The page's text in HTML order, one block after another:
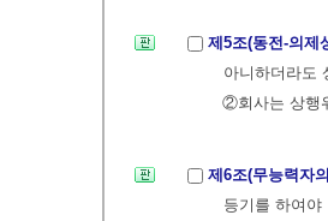
제5조(동전-의제
아니하더라도
②회사는 상행
제6조(무능력자
등기를 하여야